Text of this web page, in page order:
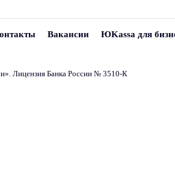
Вакансии ЮKassa для
». Лицензия Банка России № 3510‑К